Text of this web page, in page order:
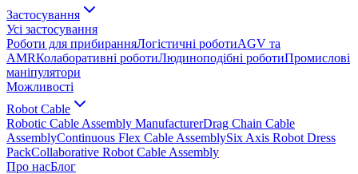
Застосування
Усі застосування
Роботи для прибиранняЛогістичні роботиAGV та
AMRКолаборативні роботиЛюдиноподібні роботиПромислові
маніпулятори
Можливості
Robot Cable
Robotic Cable Assembly ManufacturerDrag Chain Cable
AssemblyContinuous Flex Cable AssemblySix Axis Robot Dress
PackCollaborative Robot Cable Assembly
Про насБлог